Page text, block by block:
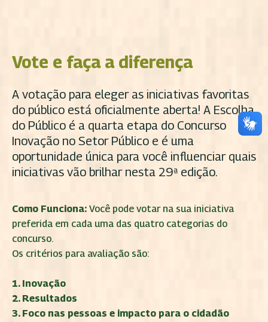
Vote e faça a diferença
A votação para eleger as iniciativas favoritas
do público está oficialmente aberta! A Escolha
do Público é a quarta etapa do Concurso
Inovação no Setor Público e é uma
oportunidade única para você influenciar quais
iniciativas vão brilhar nesta 29ª edição.
Como Funciona: Você pode votar na sua iniciativa
preferida em cada uma das quatro categorias do
concurso.
Os critérios para avaliação são:
1. Inovação
2. Resultados
3. Foco nas pessoas e impacto para o cidadão